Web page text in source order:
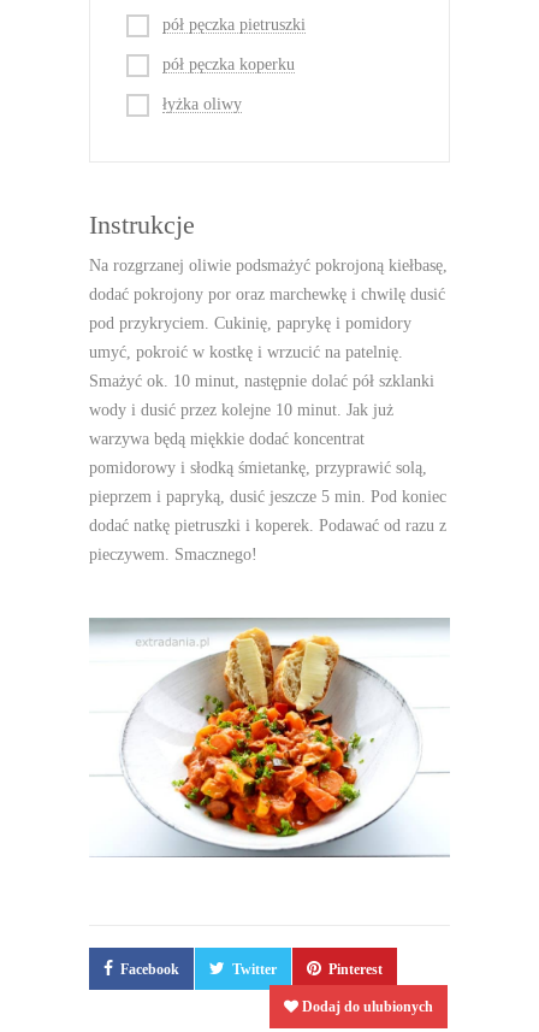
pół pęczka pietruszki
pół pęczka koperku
łyżka oliwy
Instrukcje
Na rozgrzanej oliwie podsmażyć pokrojoną kiełbasę,
dodać pokrojony por oraz marchewkę i chwilę dusić
pod przykryciem. Cukinię, paprykę i pomidory
umyć, pokroić w kostkę i wrzucić na patelnię.
Smażyć ok. 10 minut, następnie dolać pół szklanki
wody i dusić przez kolejne 10 minut. Jak już
warzywa będą miękkie dodać koncentrat
pomidorowy i słodką śmietankę, przyprawić solą,
pieprzem i papryką, dusić jeszcze 5 min. Pod koniec
dodać natkę pietruszki i koperek. Podawać od razu z
pieczywem. Smacznego!
Facebook Twitter Pinterest
Dodaj do ulubionych